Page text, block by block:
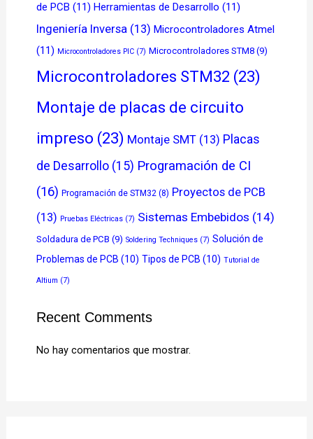
de PCB (11) Herramientas de Desarrollo (11)
Ingeniería Inversa (13) Microcontroladores Atmel
(11) Microcontroladores PIC (7) Microcontroladores STM8 (9)
Microcontroladores STM32 (23)
Montaje de placas de circuito
impreso (23) Montaje SMT (13) Placas
de Desarrollo (15) Programación de CI
(16) Programación de STM32 (8) Proyectos de PCB
(13) Pruebas Eléctricas (7) Sistemas Embebidos (14)
Soldadura de PCB (9) Soldering Techniques (7) Solución de
Problemas de PCB (10) Tipos de PCB (10) Tutorial de
Altium (7)
Recent Comments
No hay comentarios que mostrar.